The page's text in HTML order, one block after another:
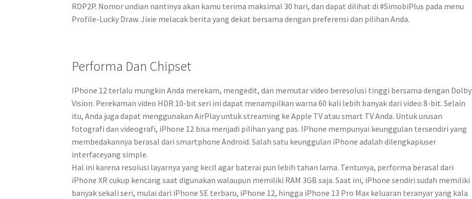
RDP2P. Nomor undian nantinya akan kamu terima maksimal 30 hari, dan dapat dilihat di #SimobiPlus pada menu
Profile-Lucky Draw. Jixie melacak berita yang dekat bersama dengan preferensi dan pilihan Anda.
Performa Dan Chipset
IPhone 12 terlalu mungkin Anda merekam, mengedit, dan memutar video beresolusi tinggi bersama dengan Dolby
Vision. Perekaman video HDR 10-bit seri ini dapat menampilkan warna 60 kali lebih banyak dari video 8-bit. Selain
itu, Anda juga dapat menggunakan AirPlay untuk streaming ke Apple TV atau smart TV Anda. Untuk urusan
fotografi dan videografi, iPhone 12 bisa menjadi pilihan yang pas. IPhone mempunyai keunggulan tersendiri yang
membedakannya berasal dari smartphone Android. Salah satu keunggulan iPhone adalah dilengkapiuser
interfaceyang simple.
Hal ini karena resolusi layarnya yang kecil agar baterai pun lebih tahan lama. Tentunya, performa berasal dari
iPhone XR cukup kencang saat digunakan walaupun memiliki RAM 3GB saja. Saat ini, iPhone sendiri sudah memiliki
banyak sekali seri, mulai dari iPhone SE terbaru, iPhone 12, hingga iPhone 13 Pro Max keluaran teranyar yang kala